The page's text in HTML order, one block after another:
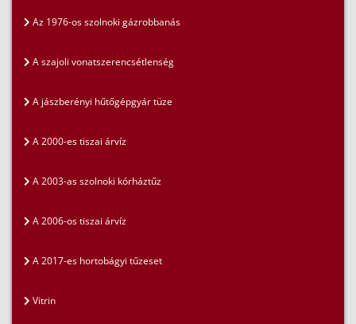
Az 1976-os szolnoki gázrobbanás
A szajoli vonatszerencsétlenség
A jászberényi hűtőgépgyár tüze
A 2000-es tiszai árvíz
A 2003-as szolnoki kórháztűz
A 2006-os tiszai árvíz
A 2017-es hortobágyi tűzeset
Vitrin